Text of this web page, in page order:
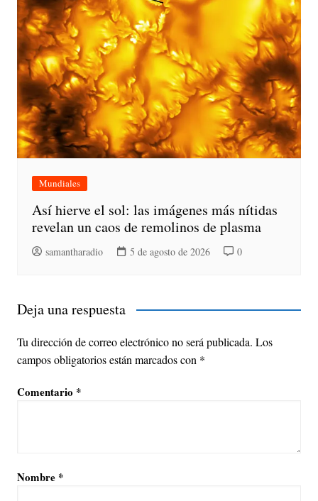
Mundiales
Así hierve el sol: las imágenes más nítidas
revelan un caos de remolinos de plasma
samantharadio 5 de agosto de 2026 0
Deja una respuesta
Tu dirección de correo electrónico no será publicada. Los
campos obligatorios están marcados con *
Comentario *
Nombre *